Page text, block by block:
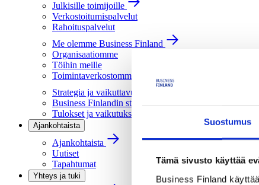
Suostumus
Tämä sivusto käyttää
Business Finland
Julkisille toimijoille
Verkostoitumispalvelut
Rahoituspalvelut
Me olemme Business Finland
Organisaatiomme
Töihin meille
Toimintaverkostomme
Strategia ja vaikuttavuus
Business Finlandin strategia 2030
Tulokset ja vaikutukset
Ajankohtaista
Ajankohtaista
Uutiset
Tapahtumat
Yhteys ja tuki